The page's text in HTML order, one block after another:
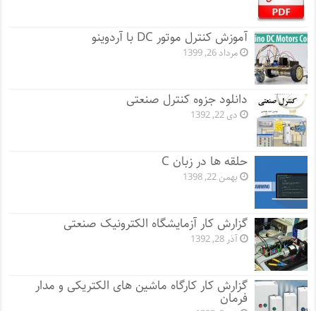
آموزش کنترل موتور DC با آردوینو
مرداد 26, 1399
دانلود جزوه کنترل صنعتی
دی 22, 1392
حلقه ها در زبان C
بهمن 22, 1398
گزارش کار آزمایشگاه الکترونیک صنعتی
آذر 28, 1392
گزارش کار کارگاه ماشین های الکتریکی و مدار
فرمان